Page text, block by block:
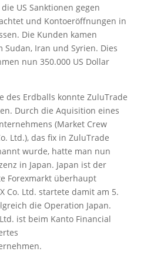
US Sanktionen gegen
und Kontoeröffnungen in
Die Kunden kamen
Iran und Syrien. Dies
nun 350.000 US Dollar
des Erdballs konnte ZuluTrade
Durch die Aquisition eines
(Market Crew
Ltd.), das fix in ZuluTrade
wurde, hatte man nun
in Japan. Japan ist der
Forexmarkt überhaupt
Co. Ltd. startete damit am 5.
die Operation Japan.
ist beim Kanto Financial